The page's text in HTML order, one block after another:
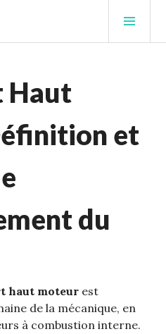
Haut
et
du
haut moteur est
de la mécanique‚ en
à combustion interne.